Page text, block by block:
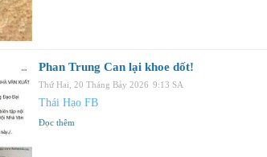
Phan Trung Can lại khoe dốt!
Thứ Hai, 20 Tháng Bảy 2026 9:13 SA
Thái Hạo FB
Đọc thêm